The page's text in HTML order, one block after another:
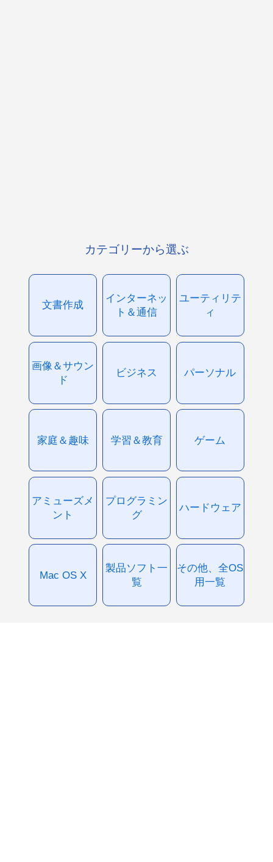
カテゴリーから選ぶ
文書作成
インターネッ
ト＆通信
ユーティリテ
ィ
画像＆サウン
ド
ビジネス パーソナル
家庭＆趣味 学習＆教育 ゲーム
アミューズメ
ント
プログラミン
グ
ハードウェア
Mac OS X
製品ソフト一
覧
その他、全OS
用一覧